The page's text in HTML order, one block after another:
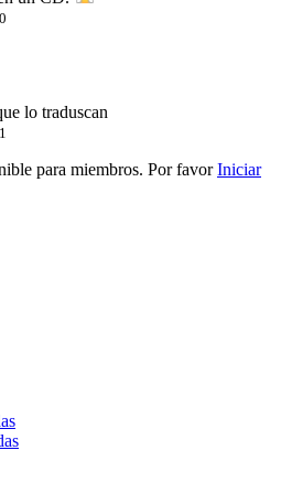
lo traduscan
para miembros. Por favorIniciar